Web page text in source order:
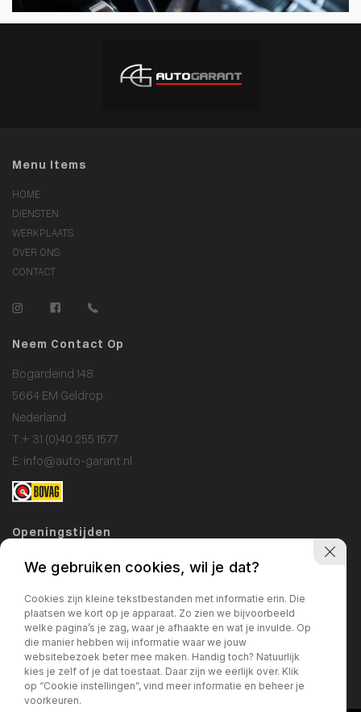
Menu Items
HOME
DIENSTEN
WERKPLAATS
OVER ONS
CONTACT
Neem Contact Op
Bogardeind 148
5664 EM Geldrop
Nederland
T:+ 31 (0)40 255 1577
E: info@auto-garant.nl
Openingstijden
Showroom
Za: 10:00 - 17:00
Zo: gesloten
Werkplaats
Ma / Vr: 09:00 - 17:00
We gebruiken cookies, wil je dat?
Cookies zijn kleine tekstbestanden met informatie erin. Die
plaatsen we kort op je apparaat. Zo zien we bijvoorbeeld
welke pagina’s je zag, waar je afhaakte en wat je invulde. Op
die manier hebben wij informatie waar we jouw
websitebezoek beter mee maken. Handig toch? Natuurlijk
kies je zelf of je dat toestaat. Daar zijn we eerlijk over. Klik
op “Cookie instellingen”, vind meer informatie en beheer je
voorkeuren.